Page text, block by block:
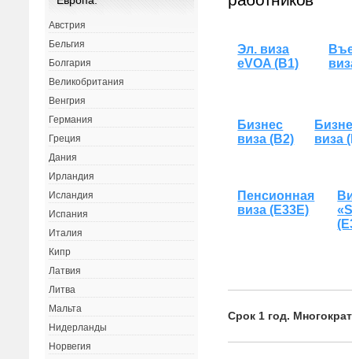
Эл. виза
eVOA (B1)
Бизнес
виза (B2)
виза
Пенсионная
виза (Е33Е)
Срок 1 год.
Австрия
Бельгия
Болгария
Великобритания
Венгрия
Германия
Греция
Дания
Ирландия
Исландия
Испания
Италия
Кипр
Латвия
Литва
Мальта
Нидерланды
Норвегия